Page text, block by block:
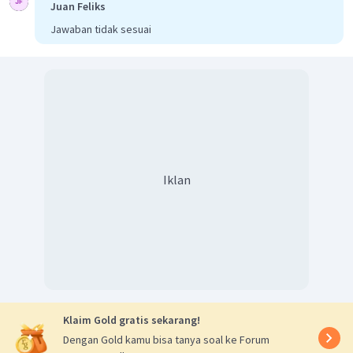
Juan Feliks
Jawaban tidak sesuai
Iklan
Klaim Gold gratis sekarang!
Dengan Gold kamu bisa tanya soal ke Forum